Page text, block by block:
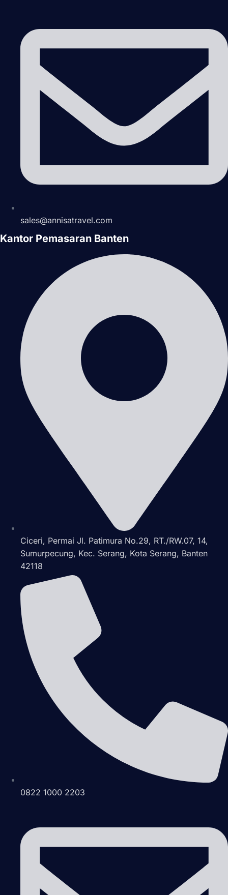
sales@annisatravel.com
Kantor Pemasaran Banten
Ciceri, Permai Jl. Patimura No.29, RT./RW.07, 14,
Sumurpecung, Kec. Serang, Kota Serang, Banten
42118
0822 1000 2203